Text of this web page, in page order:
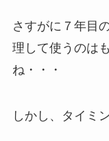
さすがに７年目
理して使うのは
ね・・・
しかし、タイミ